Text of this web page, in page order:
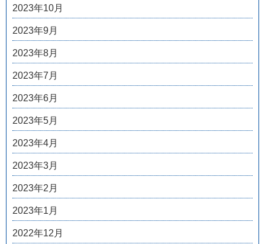
2023年10月
2023年9月
2023年8月
2023年7月
2023年6月
2023年5月
2023年4月
2023年3月
2023年2月
2023年1月
2022年12月